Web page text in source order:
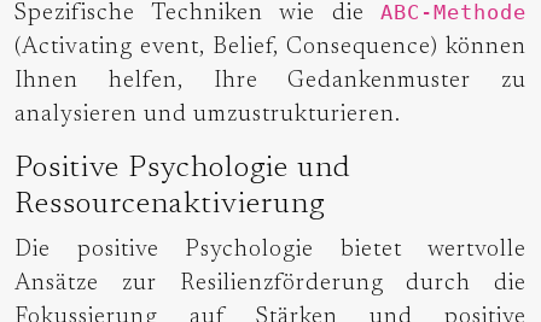
Spezifische Techniken wie die ABC-Methode
(Activating event, Belief, Consequence) können
Ihnen helfen, Ihre Gedankenmuster zu
analysieren und umzustrukturieren.
Positive Psychologie und
Ressourcenaktivierung
Die positive Psychologie bietet wertvolle
Ansätze zur Resilienzförderung durch die